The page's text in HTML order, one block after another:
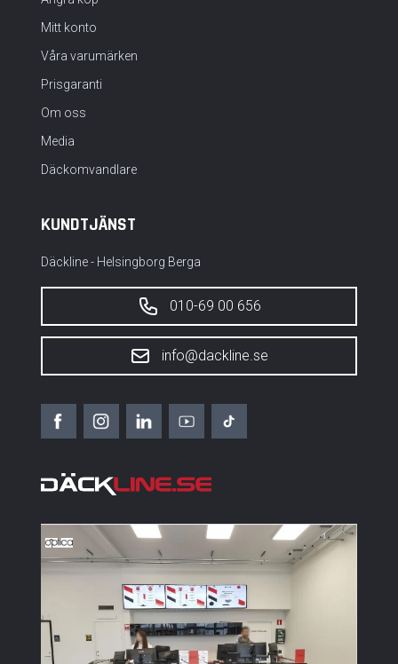
Mitt konto
Våra varumärken
Prisgaranti
Om oss
Media
Däckomvandlare
KUNDTJÄNST
Däckline - Helsingborg Berga
010-69 00 656
info@dackline.se